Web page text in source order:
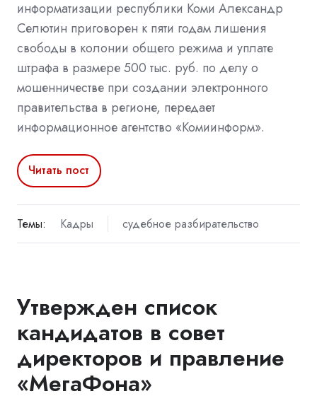
информатизации республики Коми Александр
Селютин приговорен к пяти годам лишения
свободы в колонии общего режима и уплате
штрафа в размере 500 тыс. руб. по делу о
мошенничестве при создании электронного
правительства в регионе, передает
информационное агентство «Комиинформ».
Читать пост
Темы: Кадры судебное разбирательство
Утвержден список
кандидатов в совет
директоров и правление
«МегаФона»